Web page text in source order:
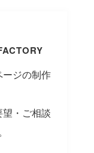
ージの制作
・ご相談